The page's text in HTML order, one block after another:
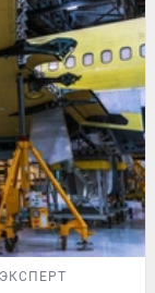
ЭКСПЕРТ